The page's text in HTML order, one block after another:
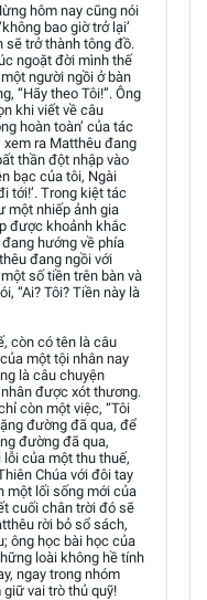
hôm nay cũng nói
bao giờ trở lại’
sẽ trở thành tông đồ.
ngoặt đời mình thế
người ngồi ở bàn
“Hãy theo Tôi!”. Ông
khi viết về câu
hoàn toàn’ của tác
xem ra Matthêu đang
thần đột nhập vào
bạc của tôi, Ngài
tới!’. Trong kiệt tác
một nhiếp ảnh gia
được khoảnh khắc
hướng về phía
đang ngồi với
số tiền trên bàn và
“Ai? Tôi? Tiền này là
còn có tên là câu
một tội nhân nay
là câu chuyện
được xót thương.
còn một việc, “Tôi
đường đã qua, để
đường đã qua,
lỗi của một thu thuế,
Chúa với đôi tay
một lối sống mới của
cuối chân trời đó sẽ
rời bỏ sổ sách,
ông học bài học của
loài không hề tính
ngay trong nhóm
vai trò thủ quỹ!